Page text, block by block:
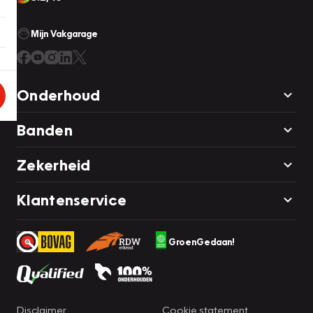
Mijn Vakgarage
Onderhoud
Banden
Zekerheid
Klantenservice
GroenGedaan!
Disclaimer Cookie statement